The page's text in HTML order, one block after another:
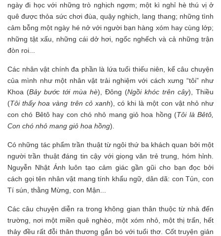
ngày đi học với những trò nghịch ngợm; một kì nghỉ hè thú vị ở
quê được thỏa sức chơi đùa, quậy nghịch, lang thang; những tình
cảm bỗng một ngày hé nở với người bạn hàng xóm hay cùng lớp;
những tật xấu, những cái dở hơi, ngốc nghếch và cả những trận
đòn roi...
Các nhân vật chính đa phần là lứa tuổi thiếu niên, kể câu chuyện
của mình như một nhân vật trải nghiệm với cách xưng “tôi” như
Khoa (Bảy bước tới mùa hè), Đông (Ngồi khóc trên cây), Thiều
(Tôi thấy hoa vàng trên cỏ xanh), có khi là một con vật nhỏ như
con chó Bêtô hay con chó nhỏ mang giỏ hoa hồng (Tôi là Bêtô,
Con chó nhỏ mang giỏ hoa hồng).
Có những tác phẩm trần thuật từ ngôi thứ ba khách quan bởi một
người trần thuật đáng tin cậy với giọng văn trẻ trung, hóm hỉnh.
Nguyễn Nhật Ánh luôn tạo cảm giác gần gũi cho bạn đọc bởi
cách gọi tên nhân vật mang tính khẩu ngữ, dân dã: con Tủn, con
Tí sún, thằng Mừng, con Mận...
Các câu chuyện diễn ra trong không gian thân thuộc từ nhà đến
trường, nơi một miền quê nghèo, một xóm nhỏ, một thị trấn, hết
thảy đều rất đỗi thân thương gắn bó với tuổi thơ. Cốt truyện giản